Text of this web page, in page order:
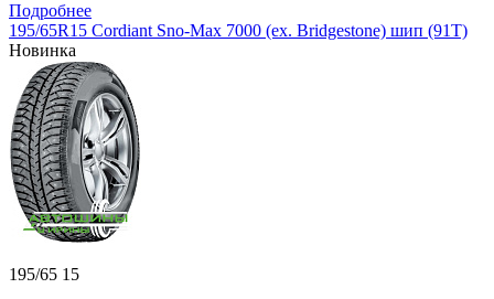
Подробнее
195/65R15 Cordiant Sno-Max 7000 (ex. Bridgestone) шип (91T)
Новинка
195/65 15